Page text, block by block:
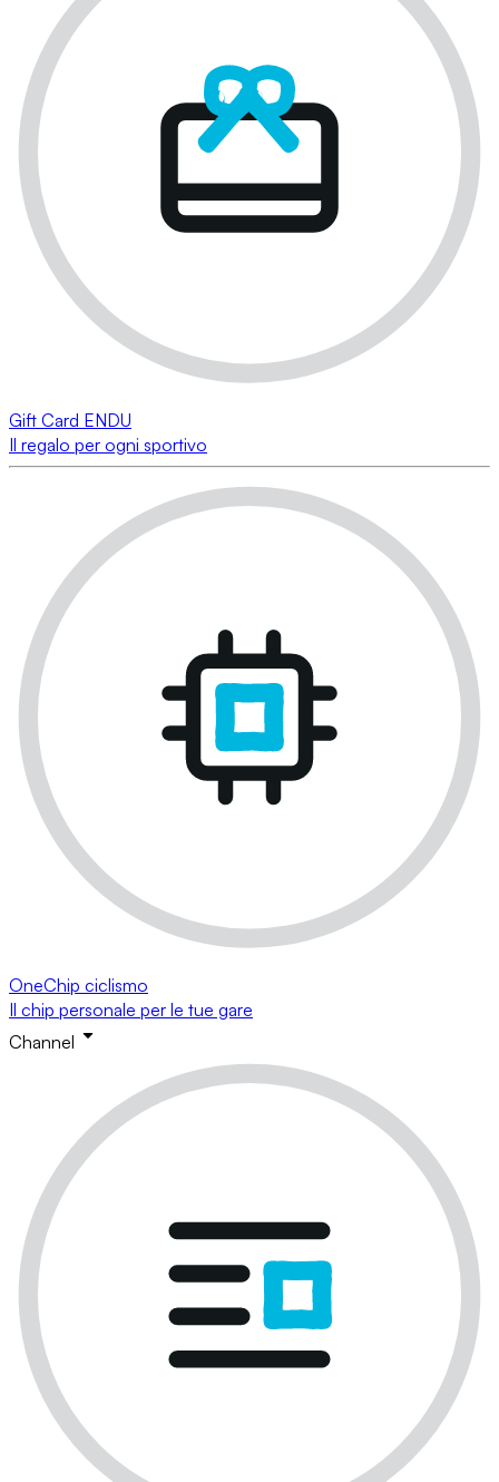
Gift Card ENDU
Il regalo per ogni sportivo
OneChip ciclismo
Il chip personale per le tue gare
Channel